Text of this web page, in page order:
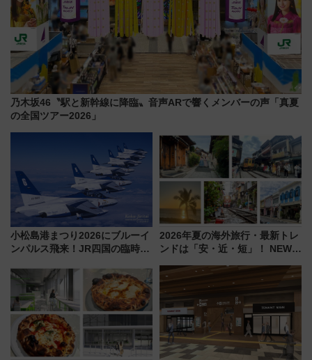
乃木坂46〝駅と新幹線に降臨〟音声ARで響くメンバーの声「真夏
の全国ツアー2026」
小松島港まつり2026にブルーイ
ンパルス飛来！JR四国の臨時ダ
2026年夏の海外旅行・最新トレ
ンドは「安・近・短」！ NEWT
渡航先TOP5とは？ 円安時代の
旅行術